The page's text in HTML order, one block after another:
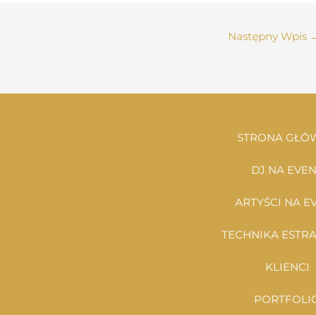
Następny Wpis
STRONA
DJ NA
ARTYŚCI NA
TECHNIKA
KLIENCI